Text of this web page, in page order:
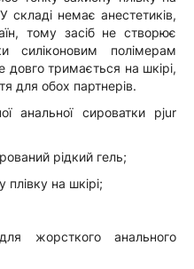
складі немає анестетиків,
тому засіб не створює
силіконовим полімерам
тримається на шкірі,
для обох партнерів.
анальної сироватки pjur
рідкий гель;
на шкірі;
жорсткого анального